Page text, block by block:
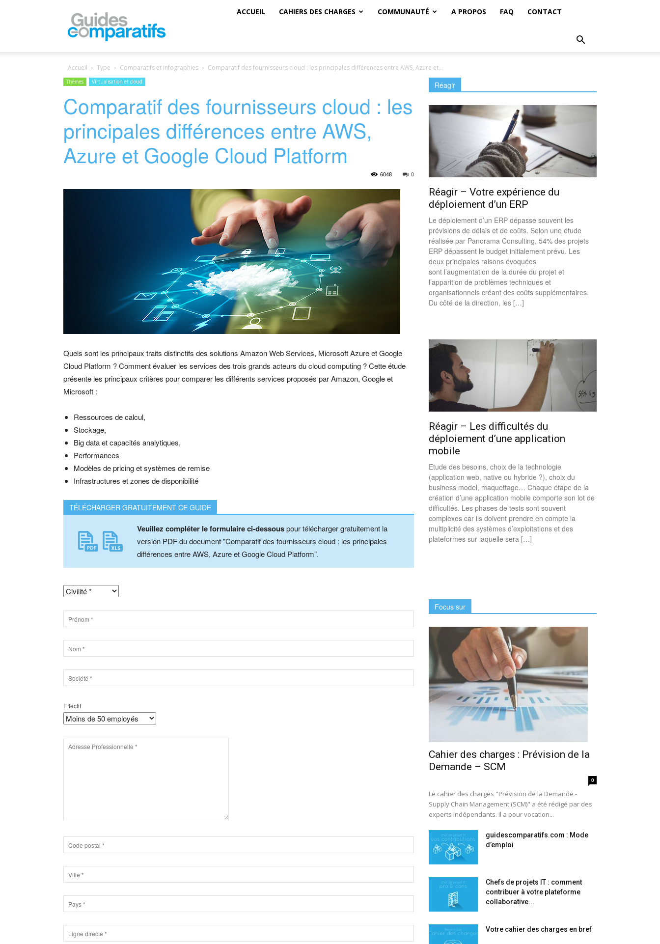
ACCUEIL CAHIERS DES CHARGES COMMUNAUTÉ A PROPOS FAQ CONTACT
Accueil Type Comparatifs et infographies Comparatif des fournisseurs cloud : les principales différences entre AWS, Azure et...
Thèmes Virtualisation et cloud
Comparatif des fournisseurs cloud : les
principales différences entre AWS,
Azure et Google Cloud Platform
0
6048
Quels sont les principaux traits distinctifs des solutions Amazon Web Services, Microsoft Azure et Google
Cloud Platform ? Comment évaluer les services des trois grands acteurs du cloud computing ? Cette étude
présente les principaux critères pour comparer les différents services proposés par Amazon, Google et
Microsoft :
Ressources de calcul,
Stockage,
Big data et capacités analytiques,
Performances
Modèles de pricing et systèmes de remise
Infrastructures et zones de disponibilité
TÉLÉCHARGER GRATUITEMENT CE GUIDE
Veuillez compléter le formulaire ci-dessouspour télécharger gratuitement la
version PDF du document "Comparatif des fournisseurs cloud : les principales
différences entre AWS, Azure et Google Cloud Platform".
Effectif
Réagir
Réagir – Votre expérience du
déploiement d’un ERP
Le déploiement d’un ERP dépasse souvent les
prévisions de délais et de coûts. Selon une étude
réalisée par Panorama Consulting, 54% des projets
ERP dépassent le budget initialement prévu. Les
deux principales raisons évoquées
sont l’augmentation de la durée du projet et
l’apparition de problèmes techniques et
organisationnels créant des coûts supplémentaires.
Du côté de la direction, les […]
Réagir – Les difficultés du
déploiement d’une application
mobile
Etude des besoins, choix de la technologie
(application web, native ou hybride ?), choix du
business model, maquettage… Chaque étape de la
création d’une application mobile comporte son lot de
difficultés. Les phases de tests sont souvent
complexes car ils doivent prendre en compte la
multiplicité des systèmes d’exploitations et des
plateformes sur laquelle sera […]
Focus sur
Cahier des charges : Prévision de la
Demande – SCM
0
Le cahier des charges "Prévision de la Demande -
Supply Chain Management (SCM)" a été rédigé par des
experts indépendants. Il a pour vocation...
guidescomparatifs.com : Mode
d’emploi
Chefs de projets IT : comment
contribuer à votre plateforme
collaborative...
Votre cahier des charges en bref